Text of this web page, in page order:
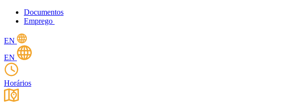
Documentos
Emprego
EN
EN
Horários